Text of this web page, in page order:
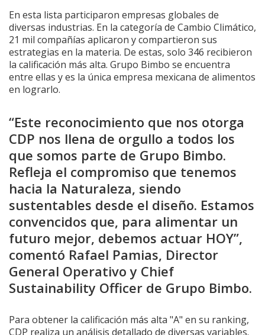
En esta lista participaron empresas globales de
diversas industrias. En la categoría de Cambio Climático,
21 mil compañías aplicaron y compartieron sus
estrategias en la materia. De estas, solo 346 recibieron
la calificación más alta. Grupo Bimbo se encuentra
entre ellas y es la única empresa mexicana de alimentos
en lograrlo.
“Este reconocimiento que nos otorga
CDP nos llena de orgullo a todos los
que somos parte de Grupo Bimbo.
Refleja el compromiso que tenemos
hacia la Naturaleza, siendo
sustentables desde el diseño. Estamos
convencidos que, para alimentar un
futuro mejor, debemos actuar HOY”,
comentó Rafael Pamias, Director
General Operativo y Chief
Sustainability Officer de Grupo Bimbo.
Para obtener la calificación más alta "A" en su ranking,
CDP realiza un análisis detallado de diversas variables.